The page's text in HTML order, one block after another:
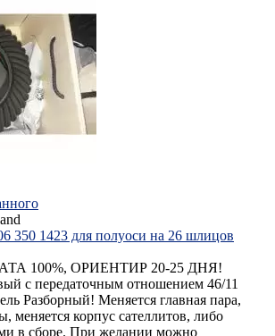
350 1423 для полуоси на 26 шлицов
100%, ОРИЕНТИР 20-25 ДНЯ!
с передаточным отношением 46/11
Разборный! Меняется главная пара,
меняется корпус сателлитов, либо
в сборе. При желании можно